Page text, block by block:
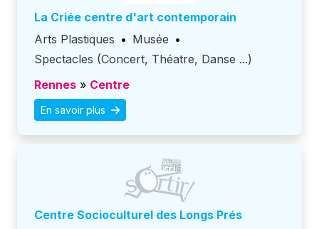
La Criée centre d'art contemporain
Arts Plastiques • Musée •
Spectacles (Concert, Théatre, Danse ...)
Rennes » Centre
En savoir plus
Centre Socioculturel des Longs Prés